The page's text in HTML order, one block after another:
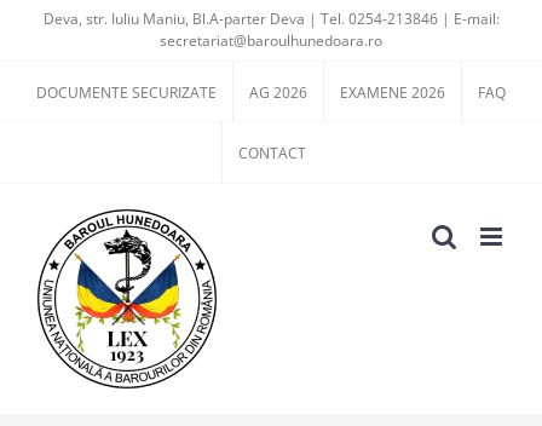
content
Deva, str. Iuliu Maniu, Bl.A-parter Deva | Tel. 0254-213846 | E-mail:
secretariat@baroulhunedoara.ro
DOCUMENTE SECURIZATE AG 2026 EXAMENE 2026 FAQ
CONTACT